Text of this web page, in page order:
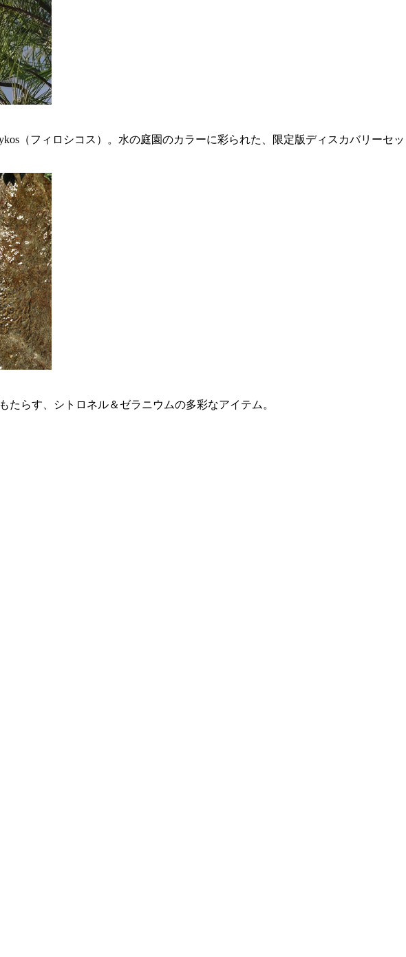
（フィロシコス）。水の庭園のカラーに彩られた、限定版ディスカバリーセ
たらす、シトロネル＆ゼラニウムの多彩なアイテム。